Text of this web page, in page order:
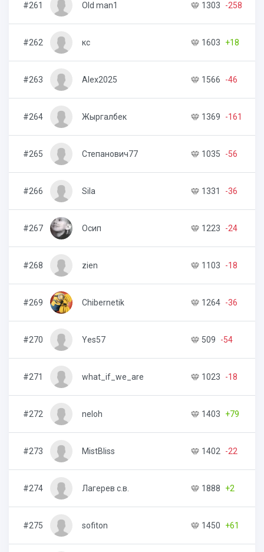
#261 Old man1 1303 -258
#262 кс 1603 +18
#263 Alex2025 1566 -46
#264 Жыргалбек 1369 -161
#265 Степанович77 1035 -56
#266 Sila 1331 -36
#267 Осип 1223 -24
#268 zien 1103 -18
#269 Chibernetik 1264 -36
#270 Yes57 509 -54
#271 what_if_we_are 1023 -18
#272 neloh 1403 +79
#273 MistBliss 1402 -22
#274 Лагерев с.в. 1888 +2
#275 sofiton 1450 +61